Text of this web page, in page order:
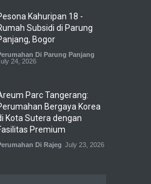
Kahuripan 18 -
Subsidi di Parung
Bogor
Di Parung Panjang
24, 2026
Parc Tangerang:
Bergaya Korea
Kota Sutera dengan
Premium
Di Rajeg July 23, 2026